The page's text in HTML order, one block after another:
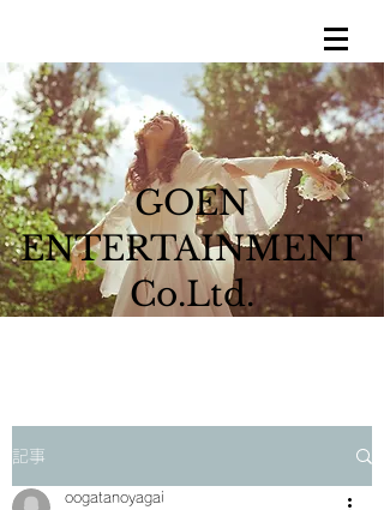
GOEN
ENTERTAINMENT
Co.Ltd.
記事
oogatanoyagai